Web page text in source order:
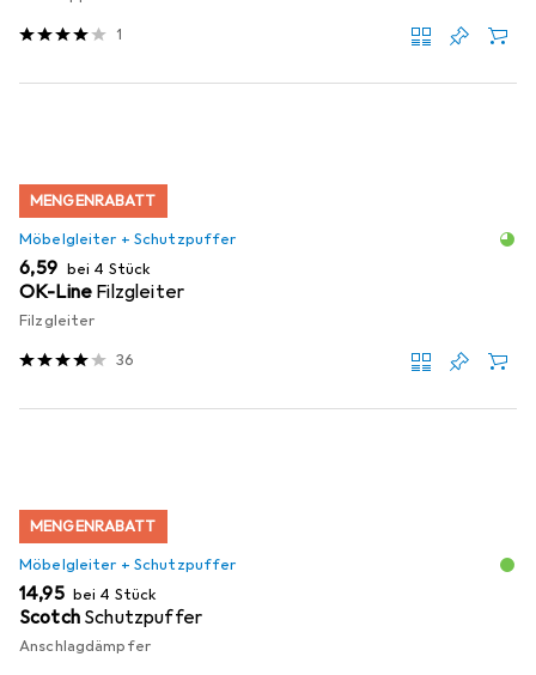
1
MENGENRABATT
Möbelgleiter + Schutzpuffer
EUR
6,59 bei 4 Stück
OK-Line Filzgleiter
Filzgleiter
36
MENGENRABATT
Möbelgleiter + Schutzpuffer
EUR
14,95 bei 4 Stück
Scotch Schutzpuffer
Anschlagdämpfer